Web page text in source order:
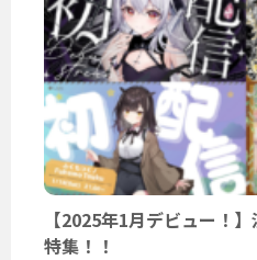
【2025年1月デビュー！
特集！！